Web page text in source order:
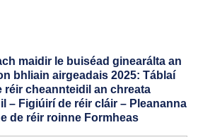
maidir le buiséad ginearálta an
bhliain airgeadais 2025: Táblaí
réir cheannteidil an chreata
– Figiúirí de réir cláir – Pleananna
de réir roinne Formheas